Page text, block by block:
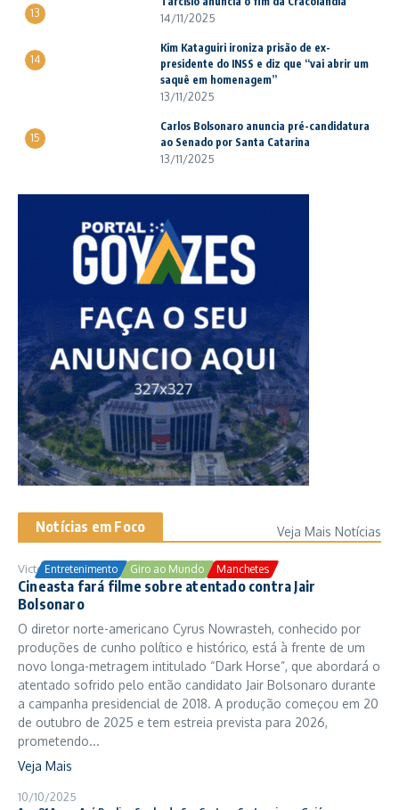
13 14/11/2025
14
Kim Kataguiri ironiza prisão de ex-
presidente do INSS e diz que “vai abrir um
saquê em homenagem”
13/11/2025
15
Carlos Bolsonaro anuncia pré-candidatura
ao Senado por Santa Catarina
13/11/2025
Notícias em Foco Veja Mais Notícias
Entretenimento Giro ao Mundo Manchetes
Victor Samuel 24/10/2025
Cineasta fará filme sobre atentado contra Jair
Bolsonaro
O diretor norte-americano Cyrus Nowrasteh, conhecido por
produções de cunho político e histórico, está à frente de um
novo longa-metragem intitulado “Dark Horse”, que abordará o
atentado sofrido pelo então candidato Jair Bolsonaro durante
a campanha presidencial de 2018. A produção começou em 20
de outubro de 2025 e tem estreia prevista para 2026,
prometendo...
Veja Mais
10/10/2025